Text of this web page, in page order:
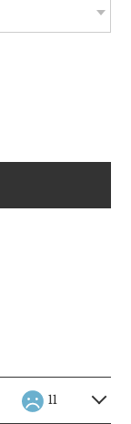
11